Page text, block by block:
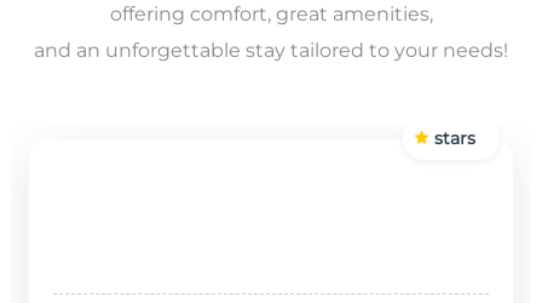
offering comfort, great amenities,
and an unforgettable stay tailored to your needs!
stars